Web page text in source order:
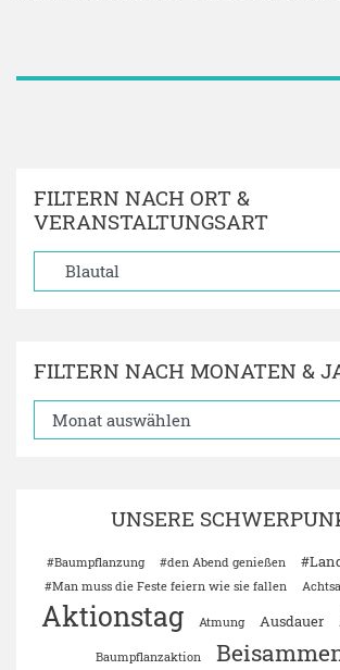
FILTERN NACH ORT &
VERANSTALTUNGSART
FILTERN NACH MONATEN &
UNSERE
#Baumpflanzung #den Abend genießen
#Man muss die Feste feiern wie sie fallen
Aktionstag Atmung Ausdauer
Baumpflanzaktion